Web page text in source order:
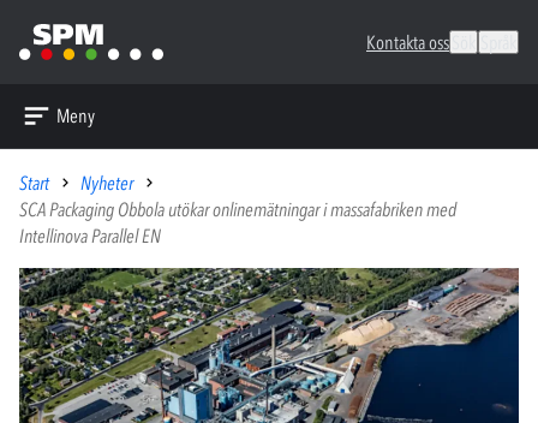
Kontakta oss
Meny
Start
Nyheter
SCA Packaging Obbola utökar onlinemätningar i massafabriken med
Intellinova Parallel EN